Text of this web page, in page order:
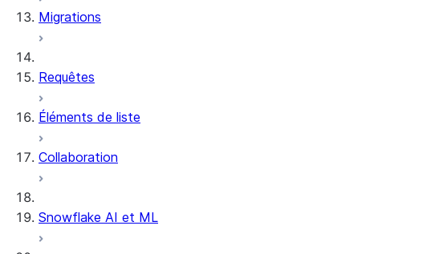
Tables dynamiques
DCM Projects
Projets dbt sur Snowflake
Migrations
Requêtes
Éléments de liste
Collaboration
Snowflake AI et ML